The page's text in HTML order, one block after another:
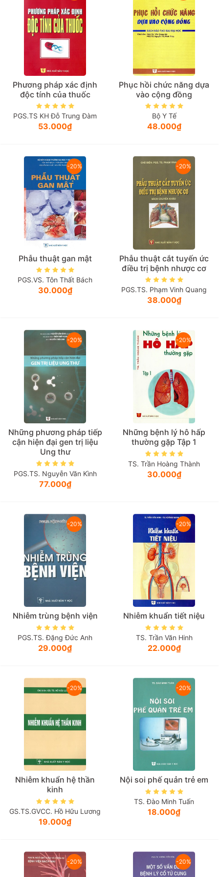
Năm xuất bản
Mới nhất
Phương pháp xác định
độc tính của thuốc
PGS.TS KH Đỗ Trung Đàm
53.000₫
Phục hồi chức năng dựa
vào cộng đồng
Bộ Y Tế
48.000₫
-20%
Phẫu thuật gan mật
PGS.VS. Tôn Thất Bách
30.000₫
-20%
Phẫu thuật cắt tuyến ức
điều trị bệnh nhược cơ
PGS.TS. Phạm Vinh Quang
38.000₫
-20%
Những phương pháp tiếp
cận hiện đại gen trị liệu
Ung thư
PGS.TS. Nguyễn Văn Kình
77.000₫
-20%
Những bệnh lý hô hấp
thường gặp Tập 1
TS. Trần Hoàng Thành
30.000₫
-20%
Nhiễm trùng bệnh viện
PGS.TS. Đặng Đức Anh
29.000₫
-20%
Nhiễm khuẩn tiết niệu
TS. Trần Văn Hinh
22.000₫
-20%
Nhiễm khuẩn hệ thần
kinh
GS.TS.GVCC. Hồ Hữu Lương
19.000₫
-20%
Nội soi phế quản trẻ em
TS. Đào Minh Tuấn
18.000₫
-20% -20%